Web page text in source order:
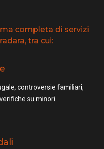
completa di servizi
tra cui:
controversie familiari,
su minori.